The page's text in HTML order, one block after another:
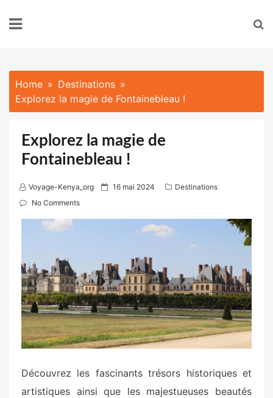
Home
Destinations
Explorez la magie de Fontainebleau !
Explorez la magie de
Fontainebleau !
Voyage-Kenya_org
P
o
n
16 mai 2024
Destinations
No Comments
Découvrez les fascinants trésors historiques et
artistiques ainsi que les majestueuses beautés